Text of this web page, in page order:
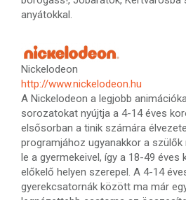
anyátokkal.
Nickelodeon
http://www.nickelodeon.hu
A Nickelodeon a legjobb
sorozatokat nyújtja a 4-14 éves
elsősorban a tinik számára
programjához ugyanakkor a
le a gyermekeivel, így a 18-49 éves
előkelő helyen szerepel. A 4-14
gyerekcsatornák között ma már